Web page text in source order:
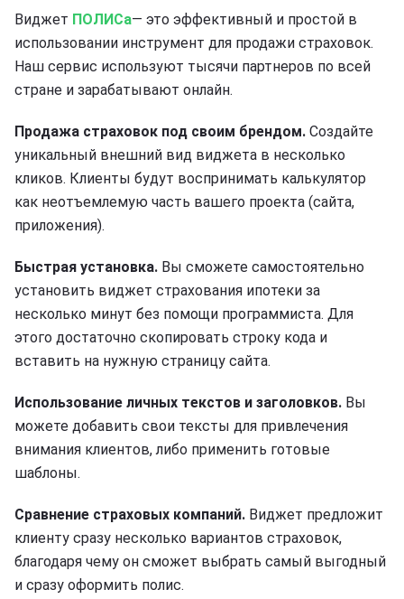
Виджет ПОЛИСа— это эффективный и простой в
использовании инструмент для продажи страховок.
Наш сервис используют тысячи партнеров по всей
стране и зарабатывают онлайн.
Продажа страховок под своим брендом. Создайте
уникальный внешний вид виджета в несколько
кликов. Клиенты будут воспринимать калькулятор
как неотъемлемую часть вашего проекта (сайта,
приложения).
Быстрая установка. Вы сможете самостоятельно
установить виджет страхования ипотеки за
несколько минут без помощи программиста. Для
этого достаточно скопировать строку кода и
вставить на нужную страницу сайта.
Использование личных текстов и заголовков. Вы
можете добавить свои тексты для привлечения
внимания клиентов, либо применить готовые
шаблоны.
Сравнение страховых компаний. Виджет предложит
клиенту сразу несколько вариантов страховок,
благодаря чему он сможет выбрать самый выгодный
и сразу оформить полис.